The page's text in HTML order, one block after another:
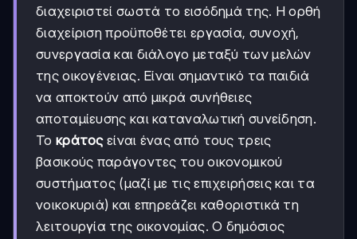
διαχειριστεί σωστά το εισόδημά της. Η ορθή
διαχείριση προϋποθέτει εργασία, συνοχή,
συνεργασία και διάλογο μεταξύ των μελών
της οικογένειας. Είναι σημαντικό τα παιδιά
να αποκτούν από μικρά συνήθειες
αποταμίευσης και καταναλωτική συνείδηση.
Το κράτοςείναι ένας από τους τρεις
βασικούς παράγοντες του οικονομικού
συστήματος (μαζί με τις επιχειρήσεις και τα
νοικοκυριά) και επηρεάζει καθοριστικά τη
λειτουργία της οικονομίας. Ο δημόσιος